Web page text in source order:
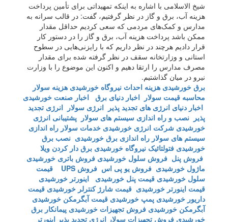
شیخ الاسلامی با اشاره به اینکه تمهیداتی برای تأمین پرداخت
هزینه آب، برق و گاز در نظر گرفتیم، گفت: در قالب سرانه به
مدارس و کمک‌های مردمی که سعی کردیم حداقل مقدار
ممکن باشد پرداخت هزینه آب، برق و گاز را در دستور کار
قرار دادیم هرچند در نظر داریم که با رایزنی‌هایی در سطوح
استانی و وزارتخانه سقف در نظر گرفته شده برای مقدار
مصرف مدارس را ارتقا دهیم و اکنون این موضوع را با وزارت
نیرو در میان گذاشتیم.
برق خورشیدی هزینه احداث نیروگاه خورشیدی هزینه سولار
محاسبه قیمت سولار اخبار دنیای برق اخبار صنعت خورشیدی
اخبار دنیای انرژی های تجدید پذیر انرژی سولار انرژی تجدید
پذیر نصب و راه اندازی سیستم های سولار پشتیبانی انرژی
خورشیدی شرکت انرژی خورشیدی خدمات سولار راه اندازی
سیستم های سولار راه اندازی برق خورشیدی نصب برق
خورشیدی فتولتائیک نیروگاه خورشیدی برق دار کردن ویلا
فروش پنل فروش سلول خورشیدی فروش باتری خورشیدی
ماژول خورشیدی فروش یو پی اس فروش UPS
قیمت
سلول خورشیدی قیمت پنل خورشیدی
اینورتر خورشیدی
قیمت اینورتر خورشیدی قیمت شارژ کنترلر خورشیدی قیمت
داریور خورشیدی پمپ خورشیدی قیمت آبگرمکن خورشیدی
آبگرمکن خورشیدی فروش تجهیزات خورشیدی پیمانکار برق
خورشیدی فروش تجهیزات سولار انرژی تجدید پذیر اینورتر